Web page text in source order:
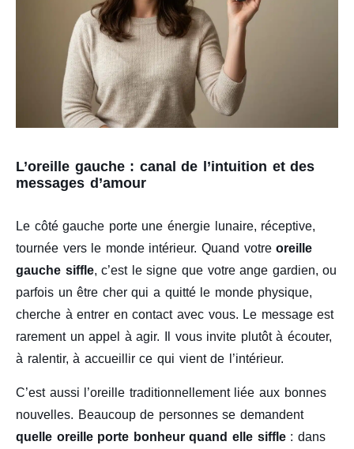
L’oreille gauche : canal de l’intuition et des
messages d’amour
Le côté gauche porte une énergie lunaire, réceptive,
tournée vers le monde intérieur. Quand votreoreille
gauche siffle, c’est le signe que votre ange gardien, ou
parfois un être cher qui a quitté le monde physique,
cherche à entrer en contact avec vous. Le message est
rarement un appel à agir. Il vous invite plutôt à écouter,
à ralentir, à accueillir ce qui vient de l’intérieur.
C’est aussi l’oreille traditionnellement liée aux bonnes
nouvelles. Beaucoup de personnes se demandent
quelle oreille porte bonheur quand elle siffle: dans